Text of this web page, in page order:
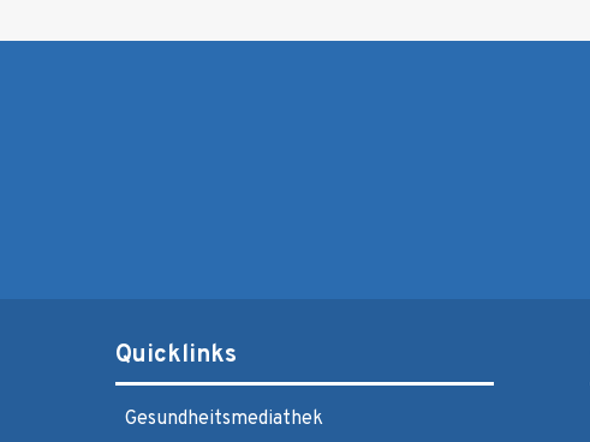
Quicklinks
Gesundheitsmediathek